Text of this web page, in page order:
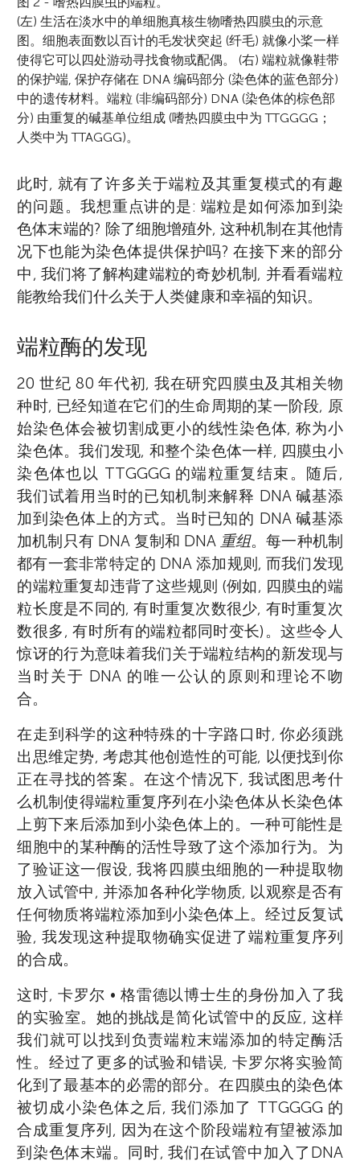
Elizabeth Blackburn
伊丽莎白 • 布莱克本教授, 1948 年出生于澳大
利亚塔斯马尼亚州的一个小城。她儿时是个非
常好奇的孩子, 喜欢动物, 很小的时候就被生物
学吸引。20 世纪 70 年代, 布莱克本在澳大利
亚墨尔本大学学习, 并获得了生物化学学士和
分子生物学博士学位, 在那里她使用 DNA 测序
来研究特定噬菌体的核酸组成。1975 年, 在获
得分子生物学博士学位后, 她开始在美国耶鲁
大学约瑟夫 • 加尔教授的实验室进行博士后研
究。在那里, 她研究了四膜虫的染色体, 这种生
物通常被称为池塘浮渣。她发现, 四膜虫的端
粒由短而重复的核苷酸胸腺嘧啶和鸟嘌呤组
成, 以 TTGGGG 的形式存在。1978 年, 布莱
Amelie
年龄 14
Amitoj
年龄 14
(左) 生活在淡水中的单细胞真核生物嗜热四膜虫的示意
图。细胞表面数以百计的毛发状突起 (纤毛) 就像小桨一样
使得它可以四处游动寻找食物或配偶。 (右) 端粒就像鞋带
的保护端, 保护存储在 DNA 编码部分 (染色体的蓝色部分)
中的遗传材料。端粒 (非编码部分) DNA (染色体的棕色部
分) 由重复的碱基单位组成 (嗜热四膜虫中为 TTGGGG；
人类中为 TTAGGG)。
此时, 就有了许多关于端粒及其重复模式的有趣
的问题。我想重点讲的是: 端粒是如何添加到染
色体末端的? 除了细胞增殖外, 这种机制在其他情
况下也能为染色体提供保护吗? 在接下来的部分
中, 我们将了解构建端粒的奇妙机制, 并看看端粒
能教给我们什么关于人类健康和幸福的知识。
端粒酶的发现
20 世纪 80 年代初, 我在研究四膜虫及其相关物
种时, 已经知道在它们的生命周期的某一阶段, 原
始染色体会被切割成更小的线性染色体, 称为小
染色体。我们发现, 和整个染色体一样, 四膜虫小
染色体也以 TTGGGG 的端粒重复结束。随后,
我们试着用当时的已知机制来解释 DNA 碱基添
加到染色体上的方式。当时已知的 DNA 碱基添
加机制只有 DNA 复制和 DNA 重组。每一种机制
都有一套非常特定的 DNA 添加规则, 而我们发现
的端粒重复却违背了这些规则 (例如, 四膜虫的端
粒长度是不同的, 有时重复次数很少, 有时重复次
数很多, 有时所有的端粒都同时变长)。这些令人
惊讶的行为意味着我们关于端粒结构的新发现与
当时关于 DNA 的唯一公认的原则和理论不吻
合。
在走到科学的这种特殊的十字路口时, 你必须跳
出思维定势, 考虑其他创造性的可能, 以便找到你
正在寻找的答案。在这个情况下, 我试图思考什
么机制使得端粒重复序列在小染色体从长染色体
上剪下来后添加到小染色体上的。一种可能性是
细胞中的某种酶的活性导致了这个添加行为。为
了验证这一假设, 我将四膜虫细胞的一种提取物
放入试管中, 并添加各种化学物质, 以观察是否有
任何物质将端粒添加到小染色体上。经过反复试
验, 我发现这种提取物确实促进了端粒重复序列
的合成。
这时, 卡罗尔 • 格雷德以博士生的身份加入了我
的实验室。她的挑战是简化试管中的反应, 这样
我们就可以找到负责端粒末端添加的特定酶活
性。经过了更多的试验和错误, 卡罗尔将实验简
化到了最基本的必需的部分。在四膜虫的染色体
被切成小染色体之后, 我们添加了 TTGGGG 的
合成重复序列, 因为在这个阶段端粒有望被添加
到染色体末端。同时, 我们在试管中加入了DNA